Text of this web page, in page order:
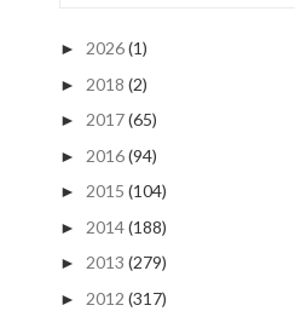
► 2026(1)
► 2018 (2)
► 2017(65)
► 2016(94)
► 2015 (104)
► 2014(188)
► 2013 (279)
► 2012 (317)